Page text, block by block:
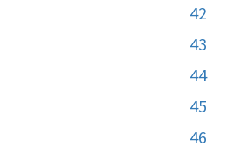
42
43
44
45
46